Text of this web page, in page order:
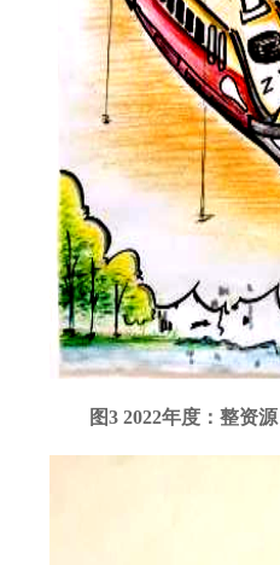
图3 2022年度：整资